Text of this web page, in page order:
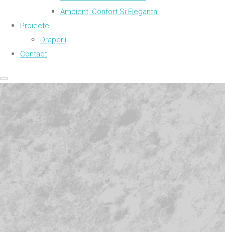
Ambient, Confort Si Eleganta!
Proiecte
Draperii
Contact